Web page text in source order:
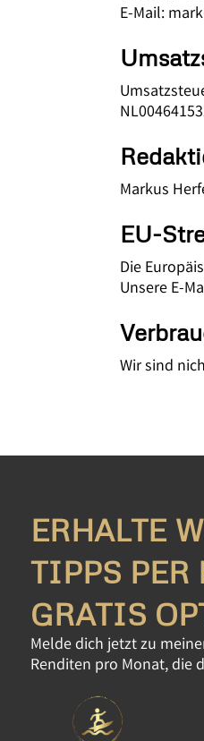
E-Mail:
Markus
EU-
Die
Unsere E-
Wir sind
ERHALTE
TIPPS
GRATIS
Melde dich jetzt zu
Renditen pro Monat, die